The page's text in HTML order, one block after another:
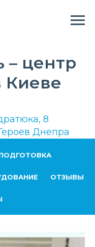
– центр
Киеве
8
Днепра
ОТЗЫВЫ